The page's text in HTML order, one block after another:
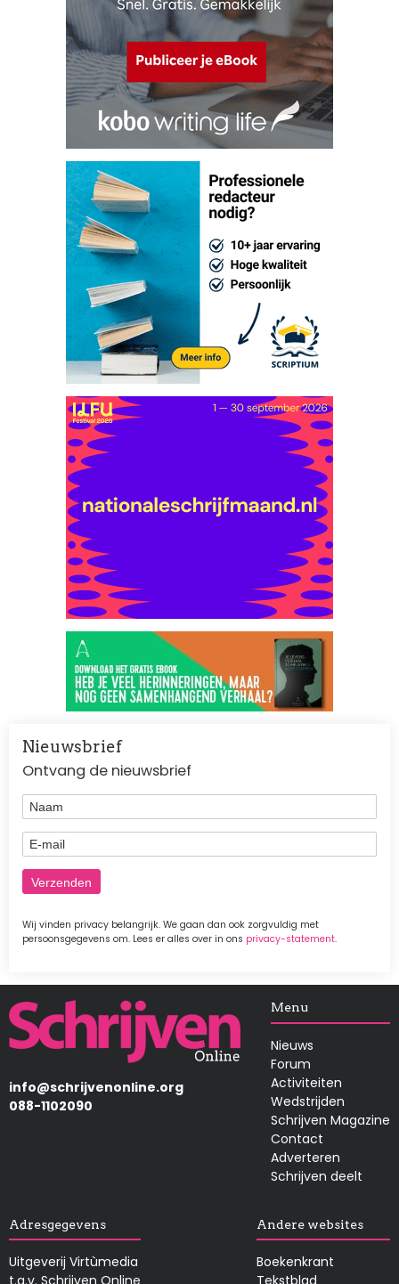
Nieuwsbrief
Ontvang de nieuwsbrief
Naam
E-mail
Wij vinden privacy belangrijk. We gaan dan ook zorgvuldig met
persoonsgegevens om. Lees er alles over in ons privacy-statement.
Afbeelding
info@schrijvenonline.org
088-1102090
Menu
Nieuws
Forum
Activiteiten
Wedstrijden
Schrijven Magazine
Contact
Adverteren
Schrijven deelt
Adresgegevens
Uitgeverij Virtùmedia
Andere websites
Boekenkrant